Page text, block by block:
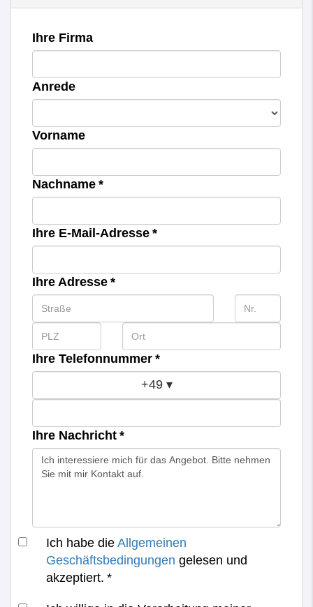
Ihre Firma
Anrede
Vorname
Nachname *
Ihre E-Mail-Adresse *
Ihre Adresse *
Ihre Telefonnummer *
+49 ▾
Ihre Nachricht *
Ich habe die Allgemeinen
Geschäftsbedingungen gelesen und
akzeptiert. *